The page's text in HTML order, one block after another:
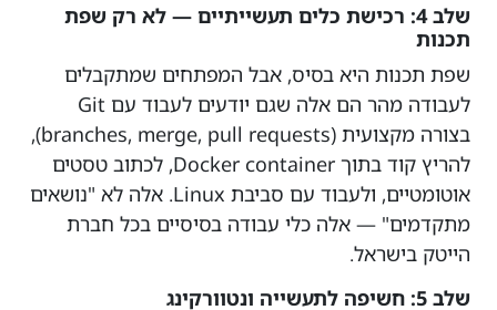
שלב 4: רכישת כלים תעשייתיים — לא רק שפת
תכנות
שפת תכנות היא בסיס, אבל המפתחים שמתקבלים
לעבודה מהר הם אלה שגם יודעים לעבוד עם Git
בצורה מקצועית (branches, merge, pull requests),
להריץ קוד בתוך Docker container, לכתוב טסטים
אוטומטיים, ולעבוד עם סביבת Linux. אלה לא "נושאים
מתקדמים" — אלה כלי עבודה בסיסיים בכל חברת
הייטק בישראל.
שלב 5: חשיפה לתעשייה ונטוורקינג